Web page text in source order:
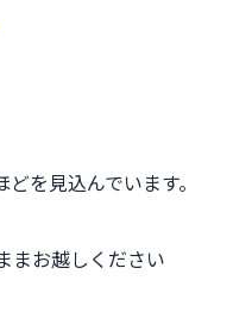
を見込んでいます。
まお越しください